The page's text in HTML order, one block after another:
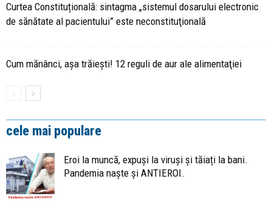
Curtea Constituțională: sintagma „sistemul dosarului electronic
de sănătate al pacientului” este neconstituţională
Cum mănânci, așa trăiești! 12 reguli de aur ale alimentaţiei
cele mai populare
Eroi la muncă, expuși la viruși și tăiați la bani.
Pandemia naște și ANTIEROI.